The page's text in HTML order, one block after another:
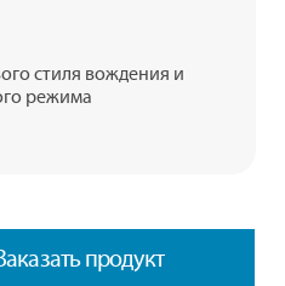
стиля вождения и
режима
продукт